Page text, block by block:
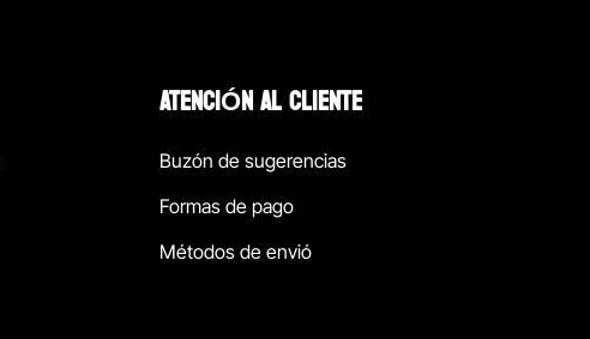
ATENCIÓN AL CLIENTE
Buzón de sugerencias
Formas de pago
Métodos de envió